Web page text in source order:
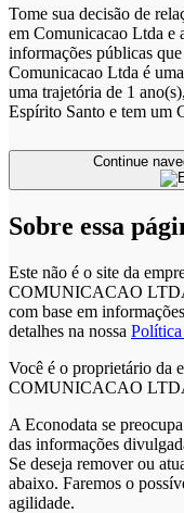
Tome sua decisão de
em Comunicacao Ltda e
informações públicas
Comunicacao Ltda é
uma trajetória de 1
Espírito Santo e tem um
Sobre essa
Este não é o site da
COMUNICACAO
com base em
detalhes na nossa
Você é o proprietário da
COMUNICACAO
A Econodata se
das informações
Se deseja remover ou
abaixo. Faremos o
agilidade.